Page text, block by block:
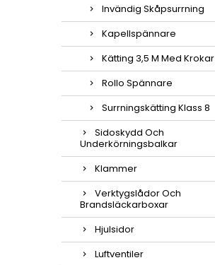
Invändig Skåpsurrning
Kapellspännare
Kätting 3,5 M Med Krokar
Rollo Spännare
Surrningskätting Klass 8
Sidoskydd Och
Underkörningsbalkar
Klammer
Verktygslådor Och
Brandsläckarboxar
Hjulsidor
Luftventiler